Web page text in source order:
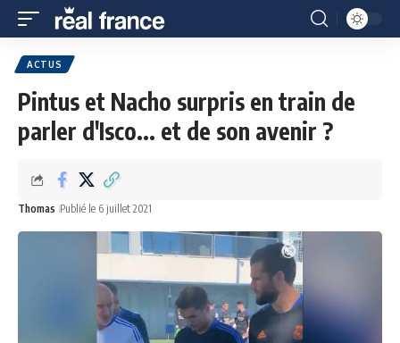
ACTUS
Pintus et Nacho surpris en train de
parler d'Isco... et de son avenir ?
Thomas Publié le 6 juillet 2021